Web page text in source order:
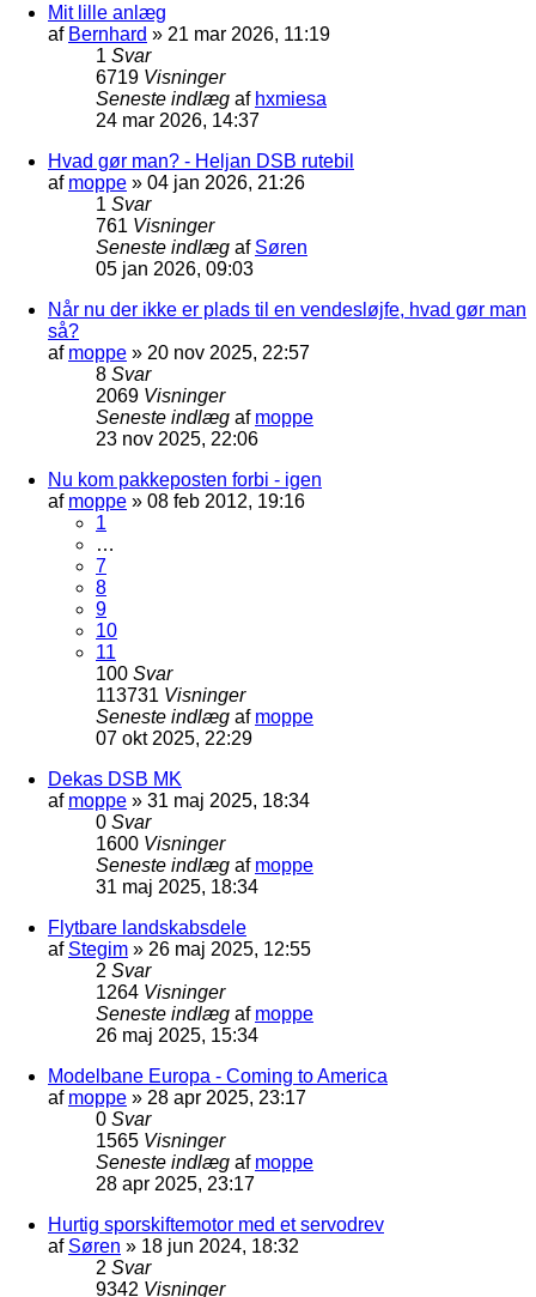
Mit lille anlæg
af Bernhard » 21 mar 2026, 11:19
1 Svar
6719 Visninger
Seneste indlæg af hxmiesa
24 mar 2026, 14:37
Hvad gør man? - Heljan DSB rutebil
af moppe » 04 jan 2026, 21:26
1 Svar
761 Visninger
Seneste indlæg af Søren
05 jan 2026, 09:03
Når nu der ikke er plads til en vendesløjfe, hvad gør man
så?
af moppe » 20 nov 2025, 22:57
8 Svar
2069 Visninger
Seneste indlæg af moppe
23 nov 2025, 22:06
Nu kom pakkeposten forbi - igen
af moppe » 08 feb 2012, 19:16
1
…
7
8
9
10
11
100 Svar
113731 Visninger
Seneste indlæg af moppe
07 okt 2025, 22:29
Dekas DSB MK
af moppe » 31 maj 2025, 18:34
0 Svar
1600 Visninger
Seneste indlæg af moppe
31 maj 2025, 18:34
Flytbare landskabsdele
af Stegim » 26 maj 2025, 12:55
2 Svar
1264 Visninger
Seneste indlæg af moppe
26 maj 2025, 15:34
Modelbane Europa - Coming to America
af moppe » 28 apr 2025, 23:17
0 Svar
1565 Visninger
Seneste indlæg af moppe
28 apr 2025, 23:17
Hurtig sporskiftemotor med et servodrev
af Søren » 18 jun 2024, 18:32
2 Svar
9342 Visninger